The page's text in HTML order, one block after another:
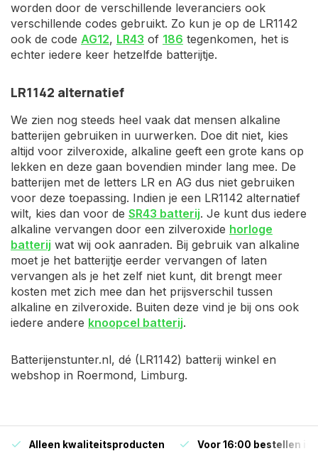
worden door de verschillende leveranciers ook
verschillende codes gebruikt. Zo kun je op de LR1142
ook de code AG12, LR43 of 186 tegenkomen, het is
echter iedere keer hetzelfde batterijtje.
LR1142 alternatief
We zien nog steeds heel vaak dat mensen alkaline
batterijen gebruiken in uurwerken. Doe dit niet, kies
altijd voor zilveroxide, alkaline geeft een grote kans op
lekken en deze gaan bovendien minder lang mee. De
batterijen met de letters LR en AG dus niet gebruiken
voor deze toepassing. Indien je een LR1142 alternatief
wilt, kies dan voor de SR43 batterij. Je kunt dus iedere
alkaline vervangen door een zilveroxide horloge
batterij wat wij ook aanraden. Bij gebruik van alkaline
moet je het batterijtje eerder vervangen of laten
vervangen als je het zelf niet kunt, dit brengt meer
kosten met zich mee dan het prijsverschil tussen
alkaline en zilveroxide. Buiten deze vind je bij ons ook
iedere andere knoopcel batterij.
Batterijenstunter.nl, dé (LR1142) batterij winkel en
webshop in Roermond, Limburg.
Alleen kwaliteitsproducten Voor 16:00 bestellen is